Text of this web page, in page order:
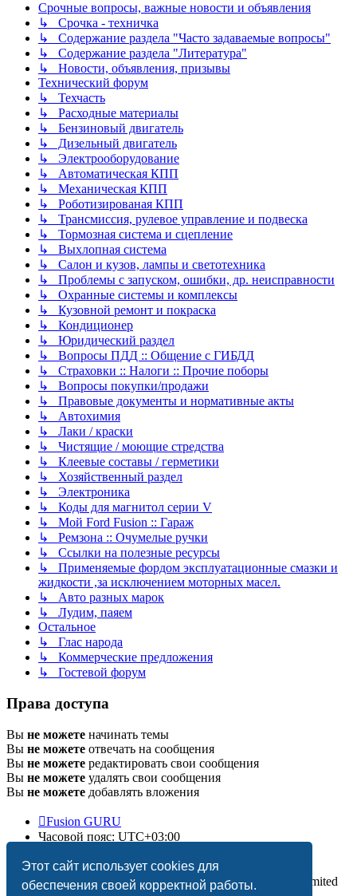
Этот сайт использует cookies для
обеспечения своей корректной работы.
Срочные вопросы, важные новости и объявления
↳ Срочка - техничка
↳ Содержание раздела "Часто задаваемые вопросы"
↳ Содержание раздела "Литература"
↳ Новости, объявления, призывы
Технический форум
↳ Техчасть
↳ Расходные материалы
↳ Бензиновый двигатель
↳ Дизельный двигатель
↳ Электрооборудование
↳ Автоматическая КПП
↳ Механическая КПП
↳ Роботизированая КПП
↳ Трансмиссия, рулевое управление и подвеска
↳ Тормозная система и сцепление
↳ Выхлопная система
↳ Салон и кузов, лампы и светотехника
↳ Проблемы с запуском, ошибки, др. неисправности
↳ Охранные системы и комплексы
↳ Кузовной ремонт и покраска
↳ Кондиционер
↳ Юридический раздел
↳ Вопросы ПДД :: Общение с ГИБДД
↳ Страховки :: Налоги :: Прочие поборы
↳ Вопросы покупки/продажи
↳ Правовые документы и нормативные акты
↳ Автохимия
↳ Лаки / краски
↳ Чистящие / моющие стредства
↳ Клеевые составы / герметики
↳ Хозяйственный раздел
↳ Электроника
↳ Коды для магнитол серии V
↳ Мой Ford Fusion :: Гараж
↳ Ремзона :: Очумелые ручки
↳ Ссылки на полезные ресурсы
↳ Применяемые фордом эксплуатационные смазки и
жидкости ,за исключением моторных масел.
↳ Авто разных марок
↳ Лудим, паяем
Остальное
↳ Глас народа
↳ Коммерческие предложения
↳ Гостевой форум
Права доступа
Вы не можете начинать темы
Вы не можете отвечать на сообщения
Вы не можете редактировать свои сообщения
Вы не можете удалять свои сообщения
Вы не можете добавлять вложения
Fusion GURU
Часовой пояс: UTC+03:00
Создано на основеphpBB® Forum Software © phpBB Limited